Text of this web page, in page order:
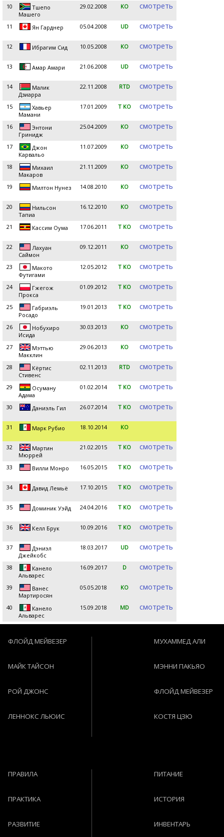
10
Тшепо
Машего
29.02.2008 KO смотреть
11 Ян Гарднер 05.04.2008 UD смотреть
12 Ибрагим Сид 10.05.2008 KO смотреть
13 Амар Амари 21.06.2008 UD смотреть
14
Малик
Дзиарра
22.11.2008 RTD смотреть
15
Хавьер
Мамани
17.01.2009 T KO смотреть
16
Энтони
Гринидж
25.04.2009 KO смотреть
17
Джон
Карвальо
11.07.2009 KO смотреть
18
Михаил
Макаров
21.11.2009 KO смотреть
19 Милтон Нунез 14.08.2010 KO смотреть
20
Нильсон
Тапиа
16.12.2010 KO смотреть
21 Кассим Оума 17.06.2011 T KO смотреть
22
Лахуан
Саймон
09.12.2011 KO смотреть
23
Макото
Футигами
12.05.2012 T KO смотреть
24
Гжегож
Прокса
01.09.2012 T KO смотреть
25
Габриэль
Росадо
19.01.2013 T KO смотреть
26
Нобухиро
Исида
30.03.2013 KO смотреть
27
Мэттью
Макклин
29.06.2013 KO смотреть
28
Кёртис
Стивенс
02.11.2013 RTD смотреть
29
Осуману
Адама
01.02.2014 T KO смотреть
30 Даниэль Гил 26.07.2014 T KO смотреть
31 Марк Рубио 18.10.2014 KO
32
Мартин
Мюррей
21.02.2015 T KO смотреть
33 Вилли Монро 16.05.2015 T KO смотреть
34 Давид Лемьё 17.10.2015 T KO смотреть
35 Доминик Уэйд 24.04.2016 T KO смотреть
36 Келл Брук 10.09.2016 T KO смотреть
37
Дэниэл
Джейкобс
18.03.2017 UD смотреть
38
Канело
Альварес
16.09.2017 D смотреть
39
Ванес
Мартиросян
05.05.2018 KO смотреть
40
Канело
Альварес
15.09.2018 MD смотреть
ФЛОЙД МЕЙВЕЗЕР
МАЙК ТАЙСОН
РОЙ ДЖОНС
ЛЕННОКС ЛЬЮИС
МУХАММЕД АЛИ
МЭННИ ПАКЬЯО
ФЛОЙД МЕЙВЕЗЕР
КОСТЯ ЦЗЮ
ПРАВИЛА
ПРАКТИКА
РАЗВИТИЕ
ПИТАНИЕ
ИСТОРИЯ
ИНВЕНТАРЬ